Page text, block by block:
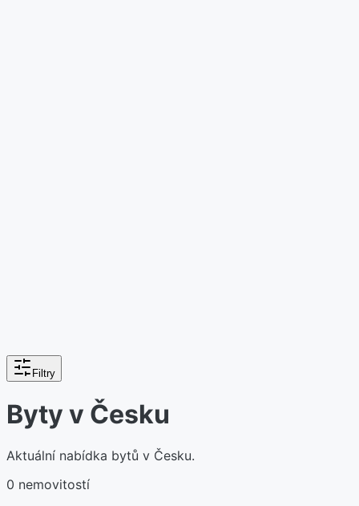
Filtry
Byty v Česku
Aktuální nabídka bytů v Česku.
0 nemovitostí